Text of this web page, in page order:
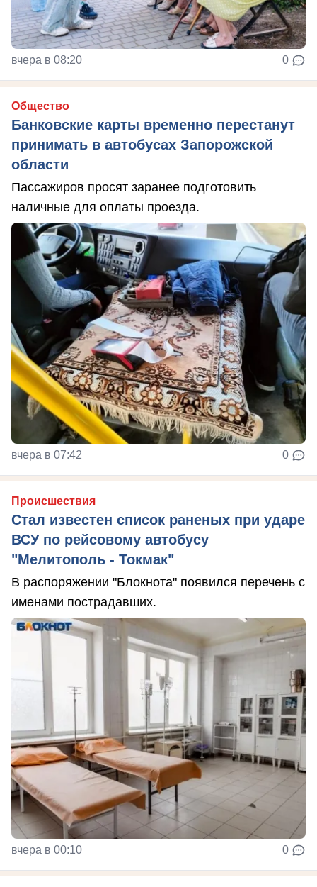
вчера в 08:20 0
Общество
Банковские карты временно перестанут
принимать в автобусах Запорожской
области
Пассажиров просят заранее подготовить
наличные для оплаты проезда.
вчера в 07:42 0
Происшествия
Стал известен список раненых при ударе
ВСУ по рейсовому автобусу
"Мелитополь - Токмак"
В распоряжении "Блокнота" появился перечень с
именами пострадавших.
вчера в 00:10 0